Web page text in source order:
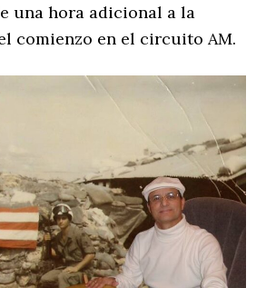
una hora adicional a la
comienzo en el circuito AM.